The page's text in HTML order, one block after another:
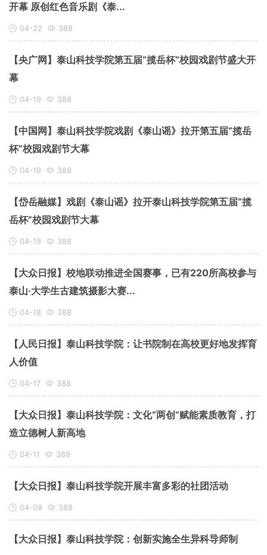
开幕 原创红色音乐剧《泰...
04-22 388
【央广网】泰山科技学院第五届“揽岳杯”校园戏剧节盛大开
幕
04-19 388
【中国网】泰山科技学院戏剧《泰山谣》拉开第五届“揽岳
杯”校园戏剧节大幕
04-19 388
【岱岳融媒】戏剧《泰山谣》拉开泰山科技学院第五届“揽
岳杯”校园戏剧节大幕
04-19 388
【大众日报】校地联动推进全国赛事，已有220所高校参与
泰山·大学生古建筑摄影大赛...
04-18 388
【人民日报】泰山科技学院：让书院制在高校更好地发挥育
人价值
04-17 388
【大众日报】泰山科技学院：文化“两创”赋能素质教育，打
造立德树人新高地
04-11 388
【大众日报】泰山科技学院开展丰富多彩的社团活动
04-09 388
【大众日报】泰山科技学院：创新实施全生异科导师制